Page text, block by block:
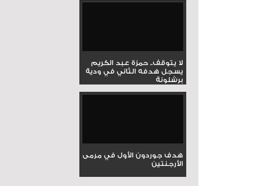
لا يتوقف.. حمزة عبد الكريم
يسجل هدفه الثاني في ودية
برشلونة
هدف جوردون الأول في مرمى
الأرجنتين